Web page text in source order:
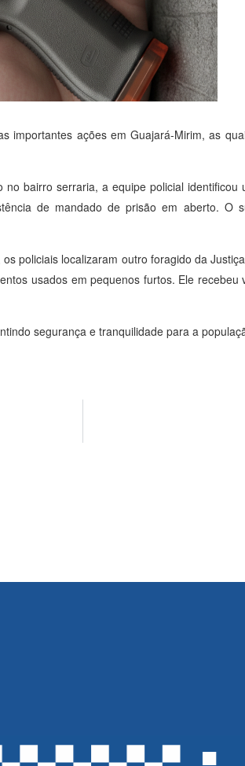
importantes ações em Guajará-Mirim, as
bairro serraria, a equipe policial
de mandado de prisão em aberto. O
policiais localizaram outro foragido da
usados em pequenos furtos. Ele
segurança e tranquilidade para a